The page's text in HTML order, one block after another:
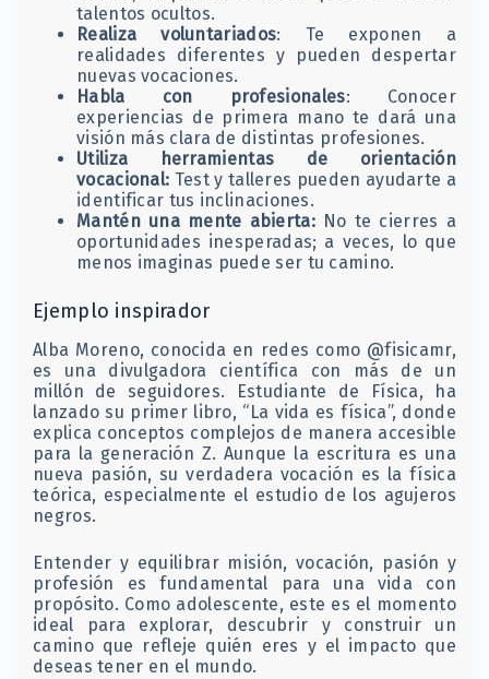
talentos ocultos.​
Realiza voluntariados: Te exponen a
realidades diferentes y pueden despertar
nuevas vocaciones.​
Habla con profesionales: Conocer
experiencias de primera mano te dará una
visión más clara de distintas profesiones.​
Utiliza herramientas de orientación
vocacional: Test y talleres pueden ayudarte a
identificar tus inclinaciones.​
Mantén una mente abierta:No te cierres a
oportunidades inesperadas; a veces, lo que
menos imaginas puede ser tu camino.​
Ejemplo inspirador
Alba Moreno, conocida en redes como @fisicamr,
es una divulgadora científica con más de un
millón de seguidores. Estudiante de Física, ha
lanzado su primer libro, “La vida es física”, donde
explica conceptos complejos de manera accesible
para la generación Z. Aunque la escritura es una
nueva pasión, su verdadera vocación es la física
teórica, especialmente el estudio de los agujeros
negros. ​
Entender y equilibrar misión, vocación, pasión y
profesión es fundamental para una vida con
propósito. Como adolescente, este es el momento
ideal para explorar, descubrir y construir un
camino que refleje quién eres y el impacto que
deseas tener en el mundo.​